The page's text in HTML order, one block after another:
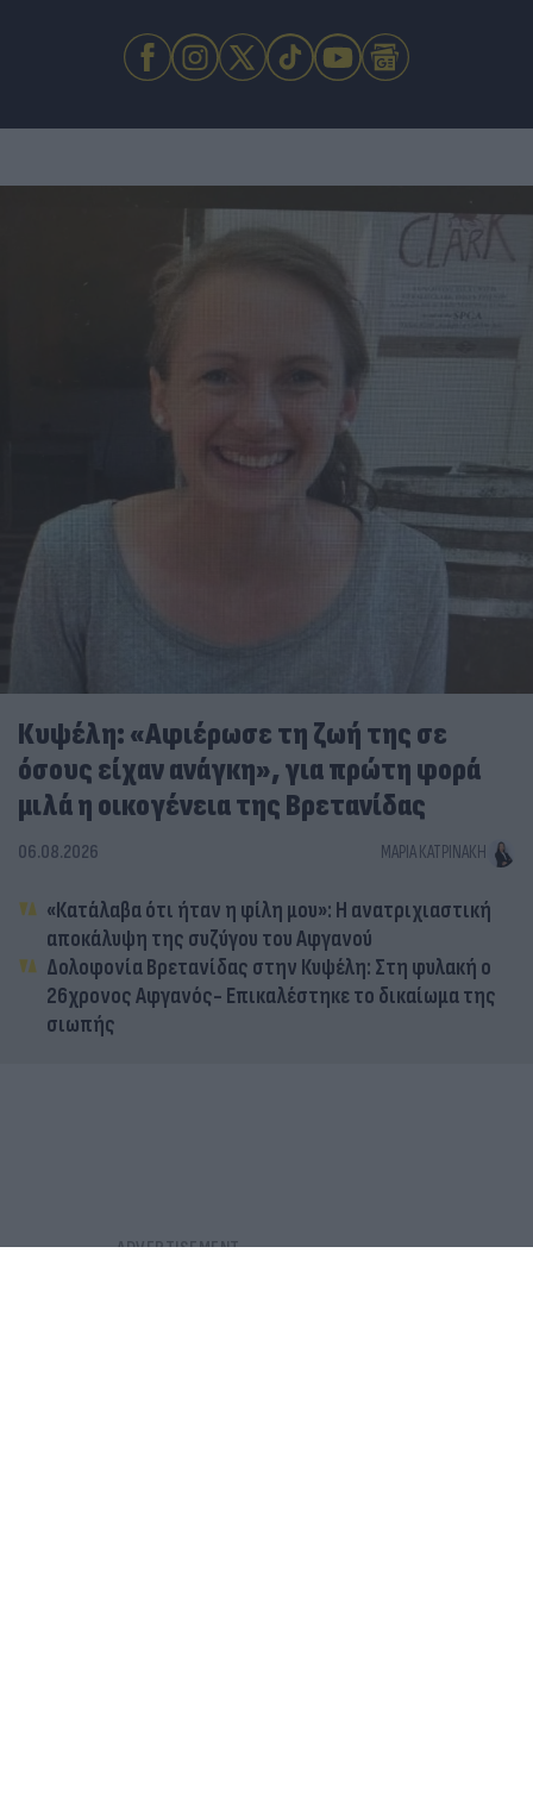
Κυψέλη: «Αφιέρωσε τη ζωή της σε
όσους είχαν ανάγκη», για πρώτη φορά
μιλά η οικογένεια της Βρετανίδας
06.08.2026 ΜΑΡΊΑ ΚΑΤΡΙΝΆΚΗ
«Κατάλαβα ότι ήταν η φίλη μου»: Η ανατριχιαστική
αποκάλυψη της συζύγου του Αφγανού
Δολοφονία Βρετανίδας στην Κυψέλη: Στη φυλακή ο
26χρονος Αφγανός- Επικαλέστηκε το δικαίωμα της
σιωπής